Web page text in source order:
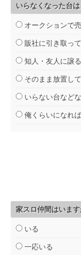
いらなくなった台
オークションで
販社に引き取っ
知人・友人に譲る
そのまま放置し
いらない台など
俺くらいになれ
家スロ仲間はいます
いる
一応いる